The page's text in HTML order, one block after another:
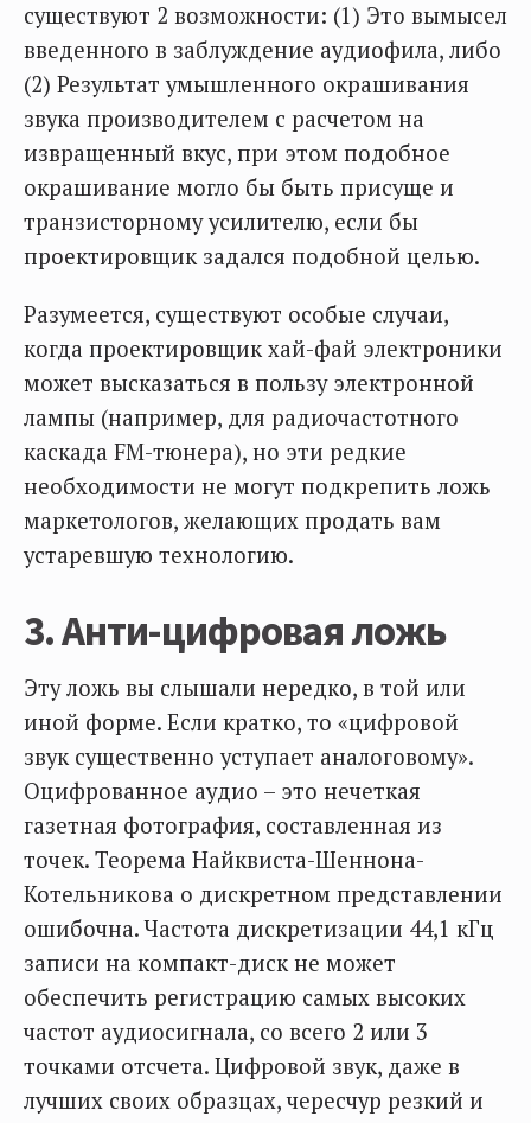
существуют 2 возможности: (1) Это вымысел
введенного в заблуждение аудиофила, либо
(2) Результат умышленного окрашивания
звука производителем с расчетом на
извращенный вкус, при этом подобное
окрашивание могло бы быть присуще и
транзисторному усилителю, если бы
проектировщик задался подобной целью.
Разумеется, существуют особые случаи,
когда проектировщик хай-фай электроники
может высказаться в пользу электронной
лампы (например, для радиочастотного
каскада FM-тюнера), но эти редкие
необходимости не могут подкрепить ложь
маркетологов, желающих продать вам
устаревшую технологию.
3. Анти-цифровая ложь
Эту ложь вы слышали нередко, в той или
иной форме. Если кратко, то «цифровой
звук существенно уступает аналоговому».
Оцифрованное аудио – это нечеткая
газетная фотография, составленная из
точек. Теорема Найквиста-Шеннона-
Котельникова о дискретном представлении
ошибочна. Частота дискретизации 44,1 кГц
записи на компакт-диск не может
обеспечить регистрацию самых высоких
частот аудиосигнала, со всего 2 или 3
точками отсчета. Цифровой звук, даже в
лучших своих образцах, чересчур резкий и